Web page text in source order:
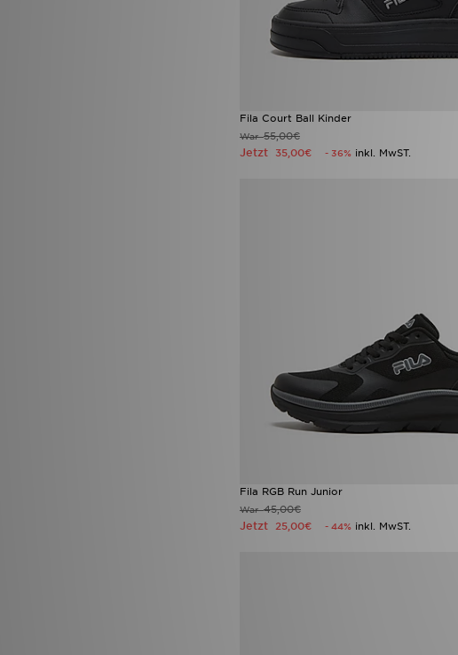
Fila Court Ball Kinder
War55,00€
Jetzt 35,00€ - 36% inkl. MwST.
Fila RGB Run Junior
War45,00€
Jetzt 25,00€ - 44% inkl. MwST.